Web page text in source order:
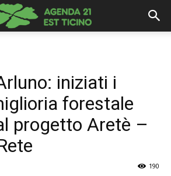
iniziati i
forestale
progetto Aretè –
190